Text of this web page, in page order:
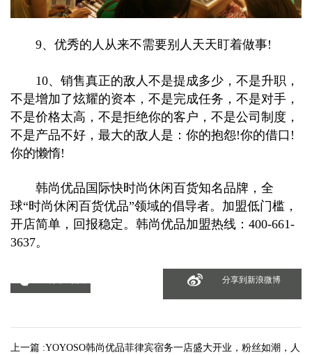
9、优秀的人从来不需要别人天天盯着做事!
10、销售真正的敌人不是提成多少，不是升职，
不是增加了炫耀的资本，不是完成任务，不是对手，
不是价格太高，不是拒绝你的客户，不是公司制度，
不是产品不好，最大的敌人是：你的抱怨!你的借口!
你的懒惰!
韩尚优品国际快时尚休闲百货知名品牌，全
球“时尚休闲百货优品”领域的倡导者。加盟低门槛，
开店简单，回报稳定。韩尚优品加盟热线：400-661-
3637。
分享到新浪微博
上一篇 :YOYOSO韩尚优品菲律宾宿务一店盛大开业，粉丝如潮，人